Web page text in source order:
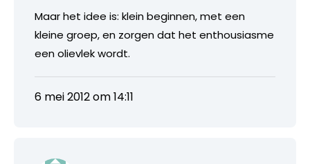
Maar het idee is: klein beginnen, met een
kleine groep, en zorgen dat het enthousiasme
een olievlek wordt.
6 mei 2012 om 14:11